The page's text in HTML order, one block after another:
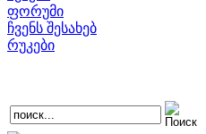
ფორუმი
ჩვენს შესახებ
რუკები